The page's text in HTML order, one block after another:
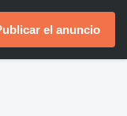
el anuncio